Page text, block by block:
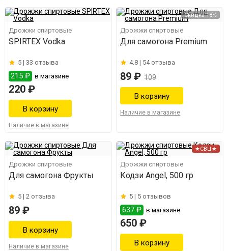
Дрожжи спиртовые
SPIRTEX Vodka
5 | 33 отзыва
215 ₽ в магазине
220 ₽
Наличие в магазине
Скидка 18%
Дрожжи спиртовые
Для самогона Premium
4.8 | 54 отзыва
89 ₽ 109
Наличие в магазине
Дрожжи спиртовые
Для самогона Фрукты
5 | 2 отзыва
89 ₽
Наличие в магазине
★СВЦ★
Дрожжи спиртовые
Кодзи Angel, 500 гр
5 | 5 отзывов
637 ₽ в магазине
650 ₽